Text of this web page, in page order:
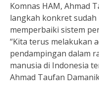
Komnas HAM, Ahmad
langkah konkret
memperbaiki sistem
“Kita terus melakukan
pendampingan dalam
manusia di Indonesia
Ahmad Taufan